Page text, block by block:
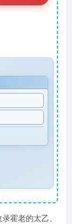
霍老的太乙、